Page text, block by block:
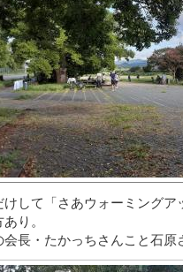
して「さあウォーミングア
り。
長・たかっちさんこと石原